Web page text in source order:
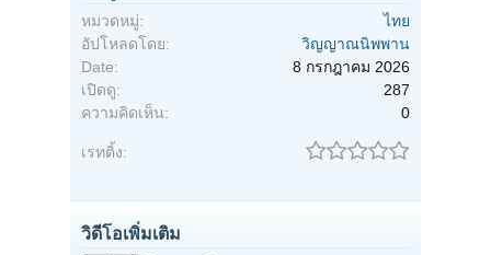
หมวดหมู่:
ไทย
อัปโหลดโดย:
วิญญาณนิพพาน
Date:
8 กรกฎาคม 2026
เปิดดู:
287
ความคิดเห็น:
0
เรทติ้ง:
วิดีโอเพิ่มเติม